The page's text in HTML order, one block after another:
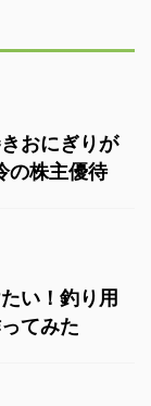
おにぎりが
の株主優待
い！釣り用
てみた